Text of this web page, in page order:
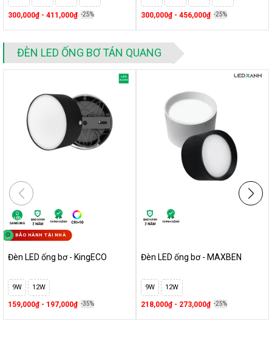
300,000₫ - 411,000₫ -25% 300,000₫ - 456,000₫ -25%
ĐÈN LED ỐNG BƠ TÁN QUANG
BẢO HÀNH TẠI NHÀ
Đèn LED ống bơ - KingECO
9W 12W
159,000₫ - 197,000₫ -35%
Đèn LED ống bơ - MAXBEN
9W 12W
218,000₫ - 273,000₫ -25%